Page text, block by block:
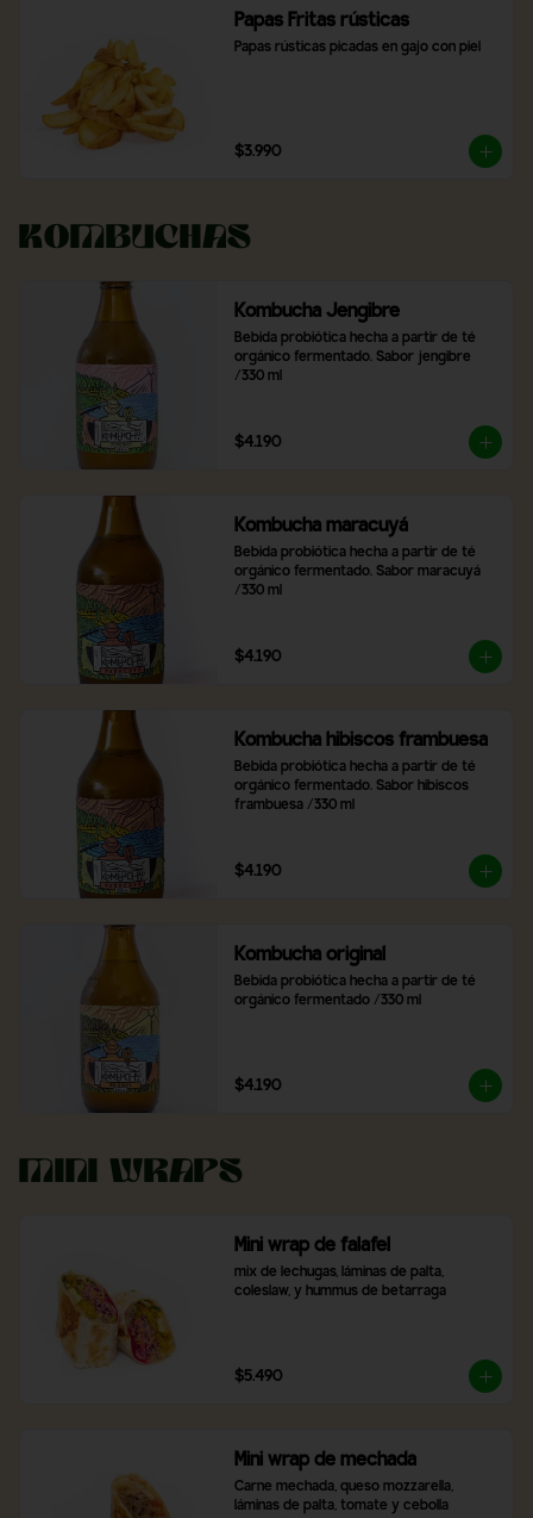
Papas Fritas rústicas
Papas rústicas picadas en gajo con piel
$3.990
Kombuchas
Kombucha Jengibre
Bebida probiótica hecha a partir de té
orgánico fermentado. Sabor jengibre
/330 ml
$4.190
Kombucha maracuyá
Bebida probiótica hecha a partir de té
orgánico fermentado. Sabor maracuyá
/330 ml
$4.190
Kombucha hibiscos frambuesa
Bebida probiótica hecha a partir de té
orgánico fermentado. Sabor hibiscos
frambuesa /330 ml
$4.190
Kombucha original
Bebida probiótica hecha a partir de té
orgánico fermentado /330 ml
$4.190
Mini Wraps
Mini wrap de falafel
mix de lechugas, láminas de palta,
coleslaw, y hummus de betarraga
$5.490
Mini wrap de mechada
Carne mechada, queso mozzarella,
láminas de palta, tomate y cebolla